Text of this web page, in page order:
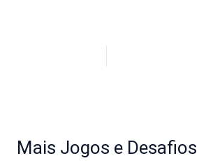
Mais Jogos e Desafios